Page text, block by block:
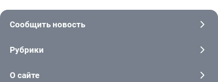
Сообщить новость
Рубрики
О сайте